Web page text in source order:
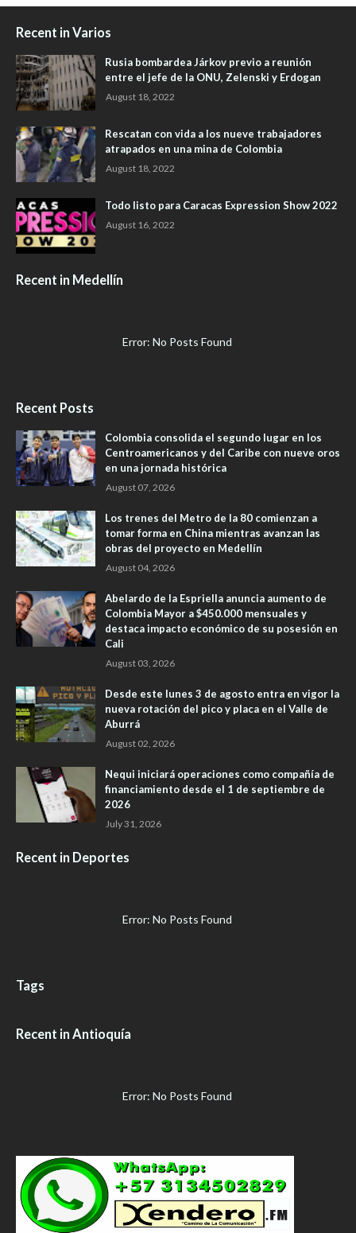
Recent in Varios
Rusia bombardea Járkov previo a reunión
entre el jefe de la ONU, Zelenski y Erdogan
August 18, 2022
Rescatan con vida a los nueve trabajadores
atrapados en una mina de Colombia
August 18, 2022
Todo listo para Caracas Expression Show 2022
August 16, 2022
Recent in Medellín
Error: No Posts Found
Recent Posts
Colombia consolida el segundo lugar en los
Centroamericanos y del Caribe con nueve oros
en una jornada histórica
August 07, 2026
Los trenes del Metro de la 80 comienzan a
tomar forma en China mientras avanzan las
obras del proyecto en Medellín
August 04, 2026
Abelardo de la Espriella anuncia aumento de
Colombia Mayor a $450.000 mensuales y
destaca impacto económico de su posesión en
Cali
August 03, 2026
Desde este lunes 3 de agosto entra en vigor la
nueva rotación del pico y placa en el Valle de
Aburrá
August 02, 2026
Nequi iniciará operaciones como compañía de
financiamiento desde el 1 de septiembre de
2026
July 31, 2026
Recent in Deportes
Error: No Posts Found
Tags
Recent in Antioquía
Error: No Posts Found